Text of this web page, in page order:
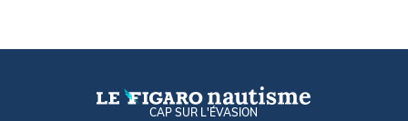
CAP SUR L'ÉVASION